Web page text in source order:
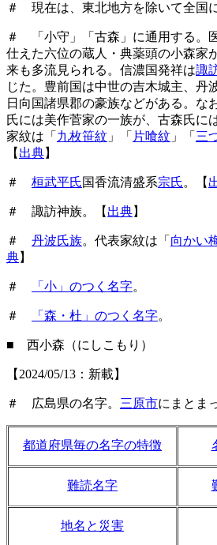
＃ 現在は、東北地方を除いて全国
＃ 「小守」「古森」に通用する。
仕えた六位の蔵人・典薬頭の小森家
来も多流見られる。信濃国発祥は諏
じた。豊前国は中世の吉木城主、丹
日向国諸県郡の豪族などがある。な
氏には美作菅家の一族が、古森氏に
家紋は「 九枚笹紋 」「 片喰紋 」「 三
【 出典】
＃ 桓武平氏国香流清盛系宗氏。【
＃ 諏訪神族。【 出典】
＃ 丹波氏族。代表家紋は「 向かい
典】
＃ 「小」のつく名字。
＃ 「森・杜」のつく名字。
■ 西小森（にしこもり）
【2024/05/13：新載】
＃ 広島県の名字。 三原市にまとま
都道府県毎の名字の特徴
難読名字
地名と災害